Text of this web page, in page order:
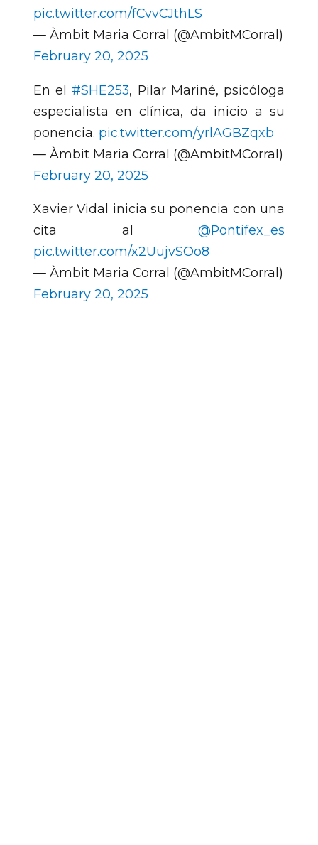
pic.twitter.com/fCvvCJthLS
— Àmbit Maria Corral (@AmbitMCorral)
February 20, 2025
En el #SHE253, Pilar Mariné, psicóloga
especialista en clínica, da inicio a su
ponencia. pic.twitter.com/yrlAGBZqxb
— Àmbit Maria Corral (@AmbitMCorral)
February 20, 2025
Xavier Vidal inicia su ponencia con una
cita al@Pontifex_es
pic.twitter.com/x2UujvSOo8
— Àmbit Maria Corral (@AmbitMCorral)
February 20, 2025